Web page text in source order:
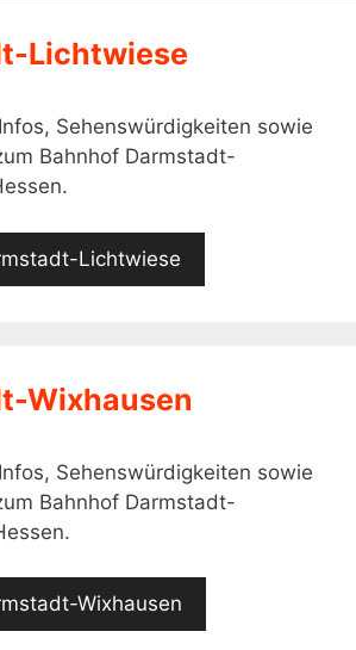
Lichtwiese
Sehenswürdigkeiten sowie
Bahnhof Darmstadt-
Lichtwiese
Wixhausen
Sehenswürdigkeiten sowie
Bahnhof Darmstadt-
Wixhausen